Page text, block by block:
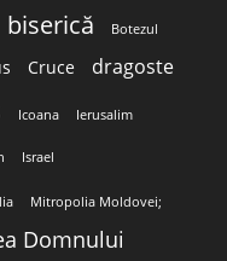
biserică Botezul
Cruce dragoste
Icoana Ierusalim
Israel
Mitropolia Moldovei;
Domnului